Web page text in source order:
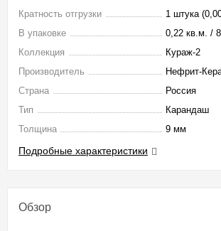
Кратность отгрузки
1 штука
В упаковке
0,22 кв.м. /
Коллекция
Кураж-2
Производитель
Нефрит-
Страна
Россия
Тип
Карандаш
Толщина
9 мм
Подробные характеристики
Обзор